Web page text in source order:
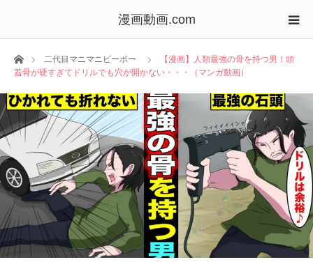
漫画動画.com
ホーム二代目マニマニピーポー
【漫画】人類最強の骨を持つ男！頭
蓋骨が硬すぎてドリルでも穴が開かない・・・（マンガ動画）